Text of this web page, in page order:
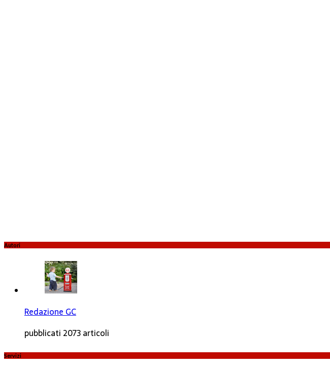
Autori
Redazione GC
pubblicati 2073 articoli
Servizi